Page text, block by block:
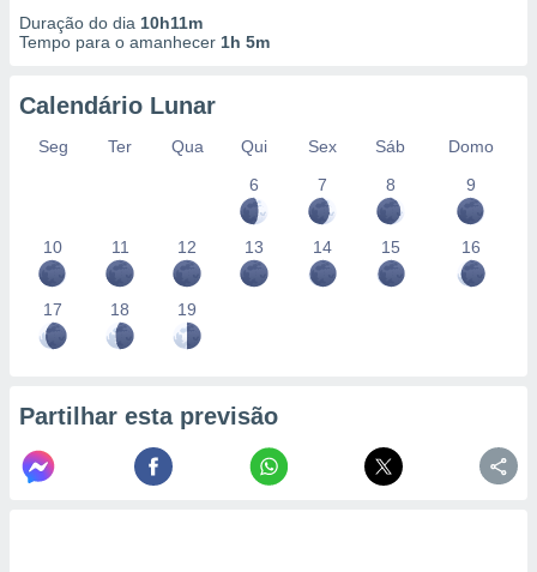
Duração do dia 10h11m
Tempo para o amanhecer 1h 5m
Calendário Lunar
Seg Ter Qua Qui Sex Sáb
Domo
6
7 8 9
10 11 12 13 14 15 16
17 18 19
Partilhar esta previsão